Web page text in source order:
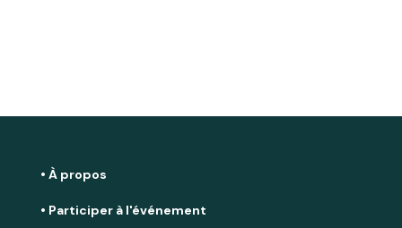
• À propos
• Participer à l'événement